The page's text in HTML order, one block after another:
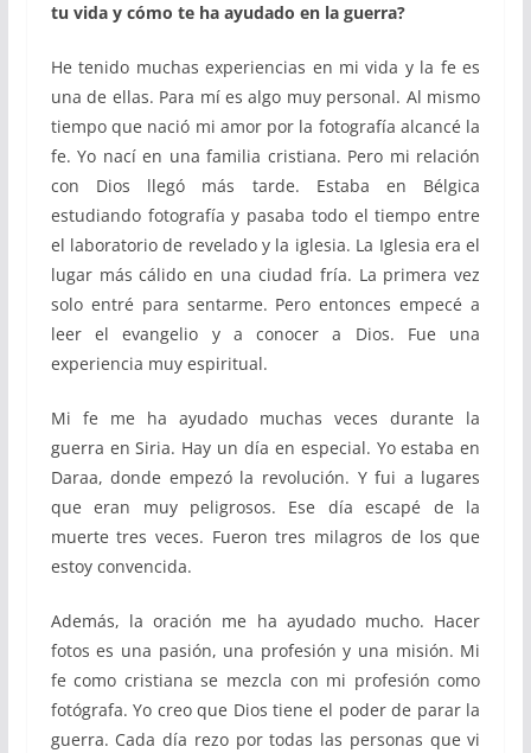
tu vida y cómo te ha ayudado en la guerra?
He tenido muchas experiencias en mi vida y la fe es
una de ellas. Para mí es algo muy personal. Al mismo
tiempo que nació mi amor por la fotografía alcancé la
fe. Yo nací en una familia cristiana. Pero mi relación
con Dios llegó más tarde. Estaba en Bélgica
estudiando fotografía y pasaba todo el tiempo entre
el laboratorio de revelado y la iglesia. La Iglesia era el
lugar más cálido en una ciudad fría. La primera vez
solo entré para sentarme. Pero entonces empecé a
leer el evangelio y a conocer a Dios. Fue una
experiencia muy espiritual.
Mi fe me ha ayudado muchas veces durante la
guerra en Siria. Hay un día en especial. Yo estaba en
Daraa, donde empezó la revolución. Y fui a lugares
que eran muy peligrosos. Ese día escapé de la
muerte tres veces. Fueron tres milagros de los que
estoy convencida.
Además, la oración me ha ayudado mucho. Hacer
fotos es una pasión, una profesión y una misión. Mi
fe como cristiana se mezcla con mi profesión como
fotógrafa. Yo creo que Dios tiene el poder de parar la
guerra. Cada día rezo por todas las personas que vi